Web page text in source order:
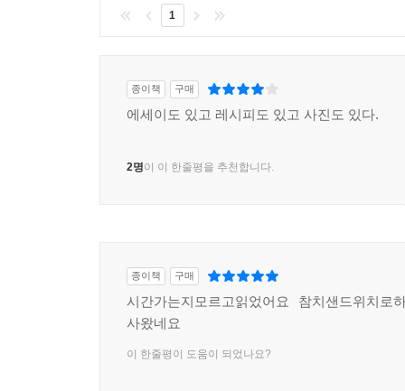
1
종이책 구매
에세이도 있고 레시피도 있고 사진도 있다.
2명이 이 한줄평을 추천합니다.
종이책 구매
시간가는지모르고읽었어요 참치샌드위치로
사왔네요
이 한줄평이 도움이 되었나요?